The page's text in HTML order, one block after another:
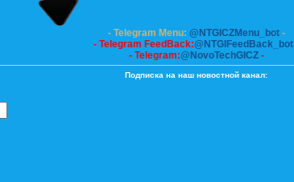
- Telegram Menu: @NTGICZMenu_bot-
- Telegram FeedBack:@NTGIFeedBack_bot
- Telegram:@NovoTechGICZ-
Подписка на наш новостной канал: